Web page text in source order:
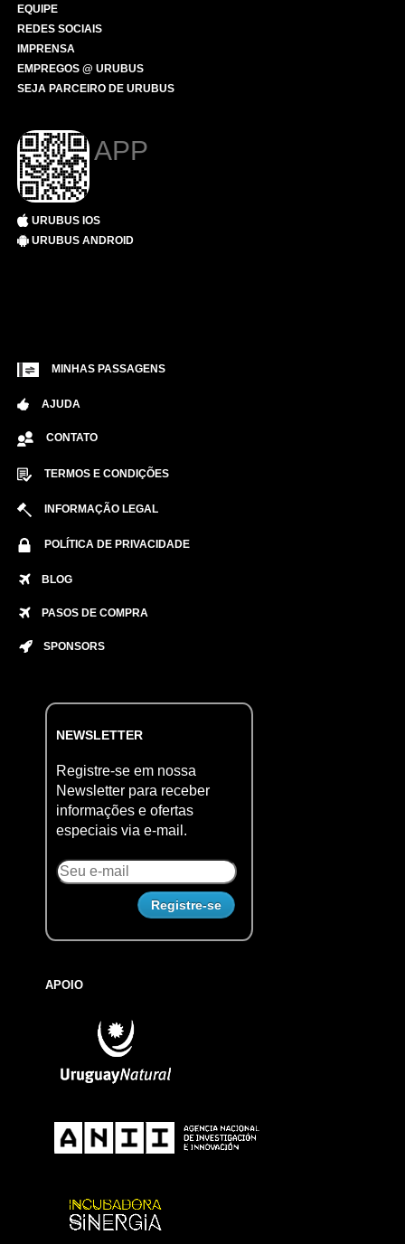
EQUIPE
REDES SOCIAIS
IMPRENSA
EMPREGOS @ URUBUS
SEJA PARCEIRO DE URUBUS
APP
URUBUS IOS
URUBUS ANDROID
MINHAS PASSAGENS
AJUDA
CONTATO
TERMOS E CONDIÇÕES
INFORMAÇÃO LEGAL
POLÍTICA DE PRIVACIDADE
BLOG
PASOS DE COMPRA
SPONSORS
NEWSLETTER
Registre-se em nossa
Newsletter para receber
informações e ofertas
especiais via e-mail.
APOIO